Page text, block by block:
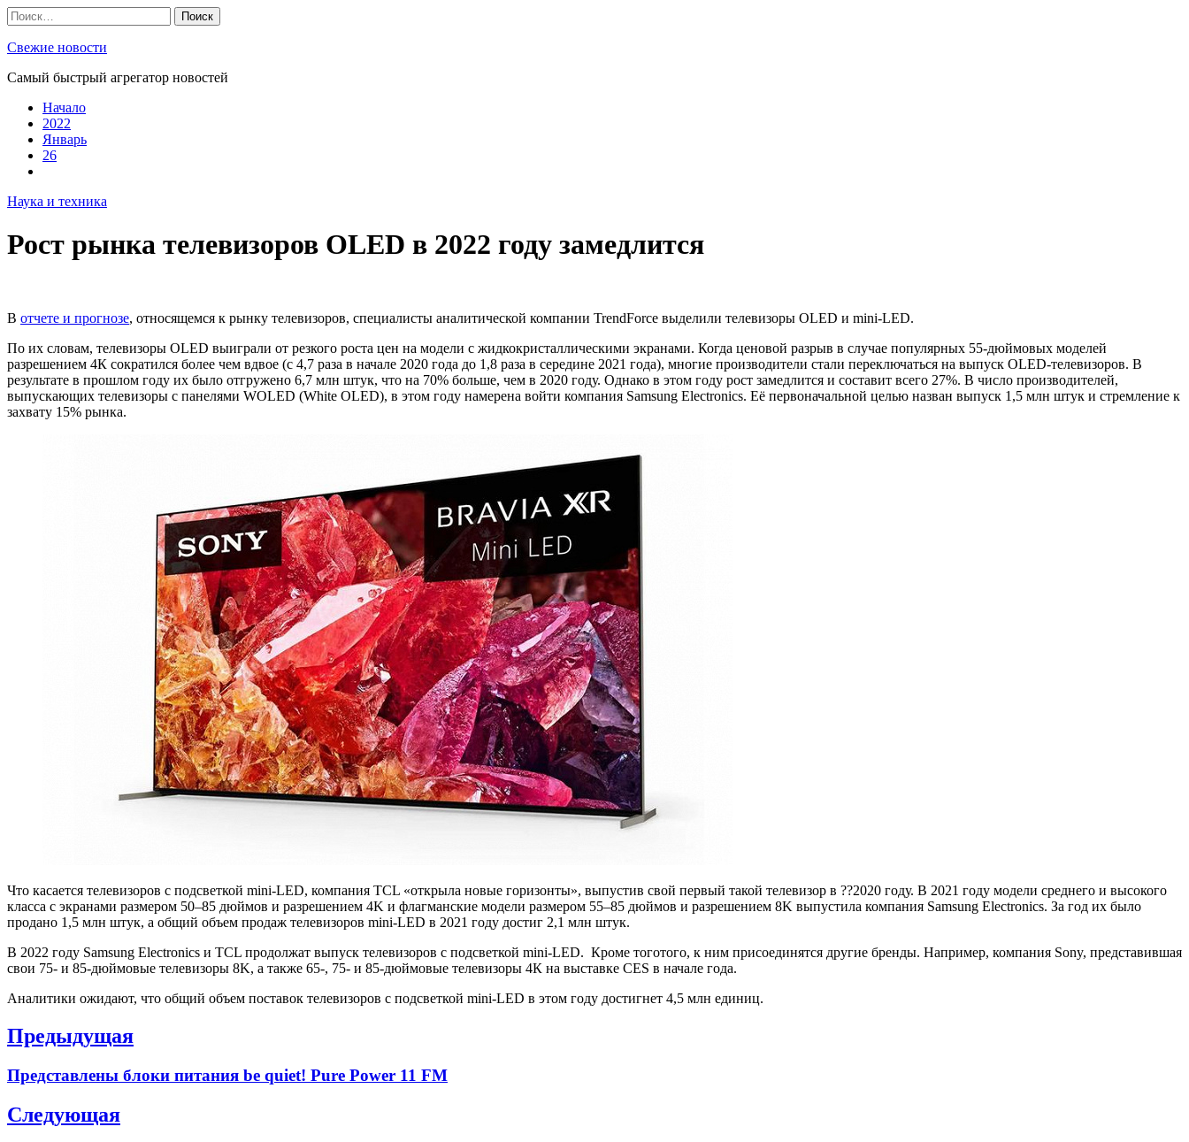
Skip
to
content
Найти:
Свежие новости
Самый быстрый агрегатор новостей
Начало
2022
Январь
26
Наука и техника
Рост рынка телевизоров OLED в 2022 году замедлится
В отчете и прогнозе, относящемся к рынку телевизоров, специалисты аналитической компании TrendForce выделили телевизоры OLED и mini-LED.
По их словам, телевизоры OLED выиграли от резкого роста цен на модели с жидкокристаллическими экранами. Когда ценовой разрыв в случае популярных 55-дюймовых моделей
разрешением 4К сократился более чем вдвое (с 4,7 раза в начале 2020 года до 1,8 раза в середине 2021 года), многие производители стали переключаться на выпуск OLED-телевизоров. В
результате в прошлом году их было отгружено 6,7 млн штук, что на 70% больше, чем в 2020 году. Однако в этом году рост замедлится и составит всего 27%. В число производителей,
выпускающих телевизоры с панелями WOLED (White OLED), в этом году намерена войти компания Samsung Electronics. Её первоначальной целью назван выпуск 1,5 млн штук и стремление к
захвату 15% рынка.
Что касается телевизоров с подсветкой mini-LED, компания TCL «открыла новые горизонты», выпустив свой первый такой телевизор в ??2020 году. В 2021 году модели среднего и высокого
класса с экранами размером 50–85 дюймов и разрешением 4K и флагманские модели размером 55–85 дюймов и разрешением 8K выпустила компания Samsung Electronics. За год их было
продано 1,5 млн штук, а общий объем продаж телевизоров mini-LED в 2021 году достиг 2,1 млн штук.
В 2022 году Samsung Electronics и TCL продолжат выпуск телевизоров с подсветкой mini-LED. Кроме тоготого, к ним присоединятся другие бренды. Например, компания Sony, представившая
свои 75- и 85-дюймовые телевизоры 8K, а также 65-, 75- и 85-дюймовые телевизоры 4К на выставке CES в начале года.
Аналитики ожидают, что общий объем поставок телевизоров с подсветкой mini-LED в этом году достигнет 4,5 млн единиц.
Навигация
записям
Предыдущая
Previous
post:
Представлены блоки питания be quiet! Pure Power 11 FM
Следующая